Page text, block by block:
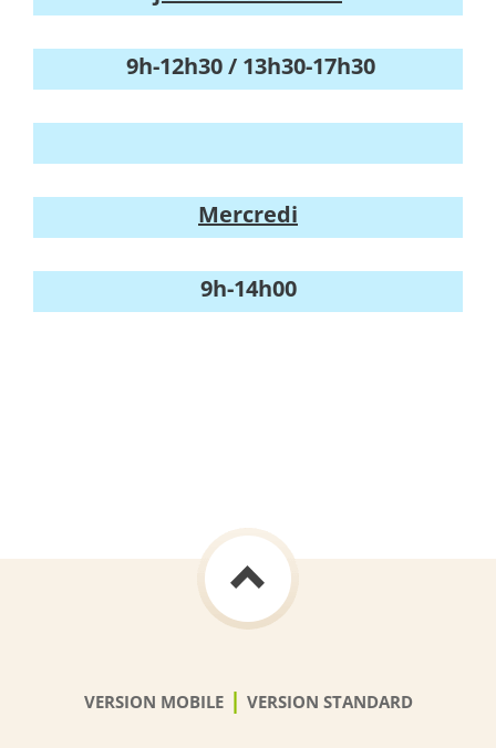
9h-12h30 / 13h30-17h30
Mercredi
9h-14h00
VERSION MOBILE | VERSION STANDARD